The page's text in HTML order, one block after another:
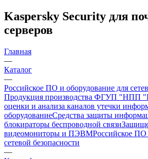
Kaspersky Security для
серверов
Главная
—
Каталог
—
Российское ПО и оборудование для
Продукция производства ФГУП "НПП
оценки и анализа каналов утечки
оборудованиеСредства защиты
блокираторы беспроводной связи
видеомониторы и ПЭВМРоссийское ПО
сетевой безопасности
—